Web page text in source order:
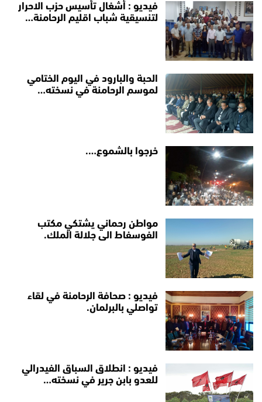
فيديو : أشغال تأسيس حزب الاحرار
لتنسيقية شباب اقليم الرحامنة…
الحبة والبارود في اليوم الختامي
لموسم الرحامنة في نسخته…
خرجوا بالشموع….
مواطن رحماني يشتكي مكتب
الفوسفاط الى جلالة الملك.
فيديو : صحافة الرحامنة في لقاء
تواصلي بالبرلمان.
فيديو : انطلاق السباق الفيدرالي
للعدو بابن جرير في نسخته…